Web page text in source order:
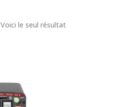
Voici le seul résultat